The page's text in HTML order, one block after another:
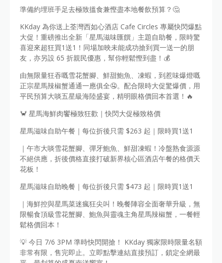
準備約埋班手足去極致搵食兼慳盡本地餐飲預算？🤔
KKday 為你送上荃灣西如心酒店 Cafe Circles 專屬快閃爆點
大促！重磅推出全新「星馬滋味匯饌」主題自助餐，限時驚
喜迎來超狂買1送1！同場加映未能成功搶到買一送一的朋
友，亦另設 65 折親民優惠，幫你輕鬆慳到盡！💰
由無限量狂吞嘅雪花蟹腳、鮮甜鮑魚、凍蝦，到惹味爆燈嘅
正宗星馬辣椒蟹通通一應俱全🤤。配合限時大促驚爆價，用
平民預算大啖五星級海陸盛宴，精明眼格價回本首選！🔥
🦀 星馬海鮮肉饗極致狂歡｜快閃大促極致格價
星馬滋味自助午餐｜每位折後只需 $263 起｜限時買1送1
｜午市大啖雪花蟹腳、彈牙鮑魚、鮮甜凍蝦！冷盤熟食源源
不絕供應，折後價格直接打破新界核心區酒店午餐的格價天
花板！
星馬滋味自助晚餐｜每位折後只需 $473 起｜限時買1送1
｜海鮮控與星馬菜迷瘋狂尖叫！晚餐陣容全面奢華升級，無
限暢食頂級雪花蟹腳、鮑魚與靈魂主角星馬辣椒蟹，一餐輕
鬆格價回本！
💡 今日 7/6 3PM 準時快閃開搶！ KKday 獨家限時限量名額
非常有限，售完即止。立即點擊連結直接預訂，鎖定全網最